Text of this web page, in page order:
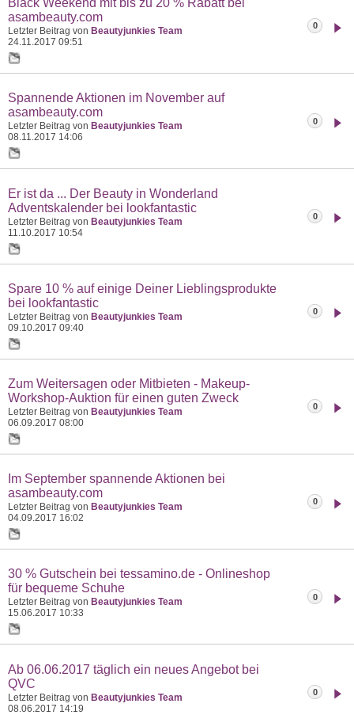
Black Weekend mit bis zu 20 % Rabatt bei
asambeauty.com
Letzter Beitrag von Beautyjunkies Team
24.11.2017 09:51
0
Spannende Aktionen im November auf
asambeauty.com
Letzter Beitrag von Beautyjunkies Team
08.11.2017 14:06
0
Er ist da ... Der Beauty in Wonderland
Adventskalender bei lookfantastic
Letzter Beitrag von Beautyjunkies Team
11.10.2017 10:54
0
Spare 10 % auf einige Deiner Lieblingsprodukte
bei lookfantastic
Letzter Beitrag von Beautyjunkies Team
09.10.2017 09:40
0
Zum Weitersagen oder Mitbieten - Makeup-
Workshop-Auktion für einen guten Zweck
Letzter Beitrag von Beautyjunkies Team
06.09.2017 08:00
0
Im September spannende Aktionen bei
asambeauty.com
Letzter Beitrag von Beautyjunkies Team
04.09.2017 16:02
0
30 % Gutschein bei tessamino.de - Onlineshop
für bequeme Schuhe
Letzter Beitrag von Beautyjunkies Team
15.06.2017 10:33
0
Ab 06.06.2017 täglich ein neues Angebot bei
QVC
Letzter Beitrag von Beautyjunkies Team
08.06.2017 14:19
0